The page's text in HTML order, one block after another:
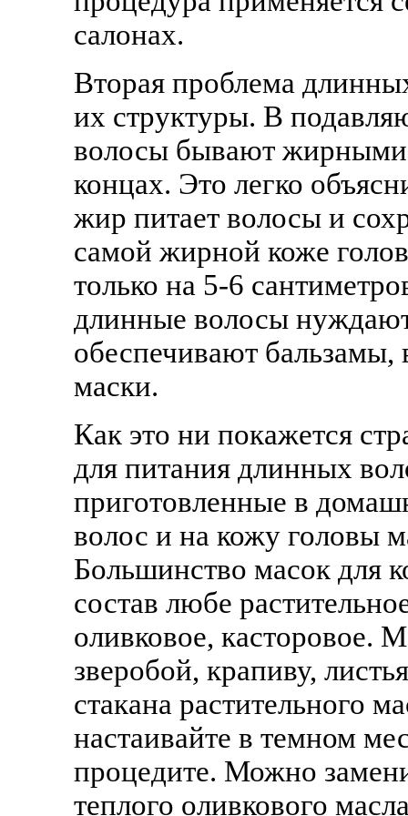
салонах.
Вторая проблема
их структуры. В
волосы бывают жирными
концах. Это легко
жир питает волосы и
самой жирной коже
только на 5-6
длинные волосы
обеспечивают
маски.
Как это ни покажется
для питания длинных
приготовленные в
волос и на кожу головы
Большинство масок для
состав любе
оливковое, касторовое.
зверобой, крапиву,
стакана растительного
настаивайте в темном
процедите. Можно
теплого оливкового